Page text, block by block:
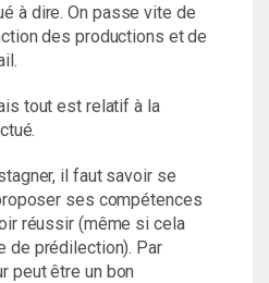
à dire. On passe vite de
des productions et de
tout est relatif à la
il faut savoir se
ses compétences
réussir (même si cela
de prédilection). Par
peut être un bon